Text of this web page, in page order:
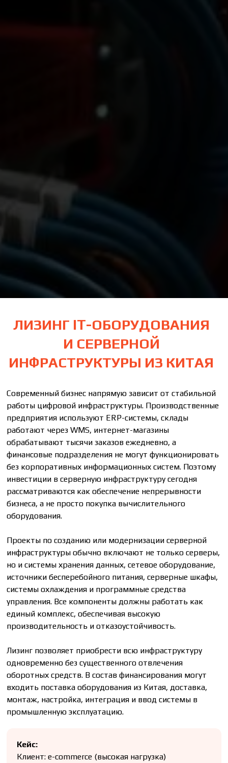
ЛИЗИНГ IT-ОБОРУДОВАНИЯ
И СЕРВЕРНОЙ
ИНФРАСТРУКТУРЫ ИЗ КИТАЯ
Современный бизнес напрямую зависит от стабильной
работы цифровой инфраструктуры. Производственные
предприятия используют ERP-системы, склады
работают через WMS, интернет-магазины
обрабатывают тысячи заказов ежедневно, а
финансовые подразделения не могут функционировать
без корпоративных информационных систем. Поэтому
инвестиции в серверную инфраструктуру сегодня
рассматриваются как обеспечение непрерывности
бизнеса, а не просто покупка вычислительного
оборудования.
Проекты по созданию или модернизации серверной
инфраструктуры обычно включают не только серверы,
но и системы хранения данных, сетевое оборудование,
источники бесперебойного питания, серверные шкафы,
системы охлаждения и программные средства
управления. Все компоненты должны работать как
единый комплекс, обеспечивая высокую
производительность и отказоустойчивость.
Лизинг позволяет приобрести всю инфраструктуру
одновременно без существенного отвлечения
оборотных средств. В состав финансирования могут
входить поставка оборудования из Китая, доставка,
монтаж, настройка, интеграция и ввод системы в
промышленную эксплуатацию.
Кейс:
Клиент: e-commerce (высокая нагрузка)